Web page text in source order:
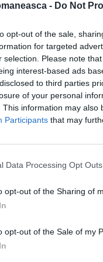
- Do Not
opt-out of the sale,
for targeted
selection. Please note
interest-based ads
to third parties
of your personal
This information may
Participants that may
Data Processing Opt Outs
opt-out of the Sharing of
opt-out of the Sale of my
vă
poate
în turul doi.
de opinie, la
pariază pe Victor
intră în turul 2,
pariați.